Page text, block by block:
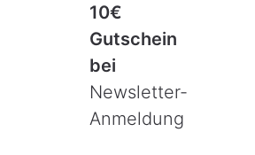
10€
Gutschein
bei
Newsletter-
Anmeldung